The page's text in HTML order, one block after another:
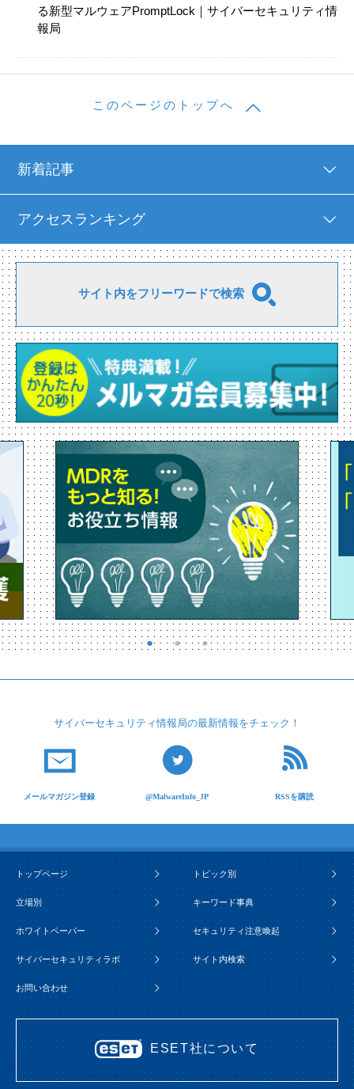
る新型マルウェアPromptLock｜サイバーセキュリティ情
報局
このページのトップへ
新着記事
アクセスランキング
サイト内をフリーワードで検索
サイバーセキュリティ情報局の最新情報をチェック！
メールマガジン登録 @MalwareInfo_JP RSSを購読
トップページ トピック別
立場別 キーワード事典
ホワイトペーパー セキュリティ注意喚起
サイバーセキュリティラボ サイト内検索
お問い合わせ
ESET社について